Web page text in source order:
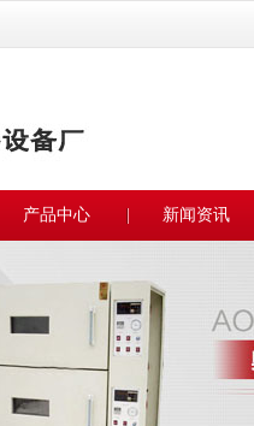
产品中心 新闻资讯